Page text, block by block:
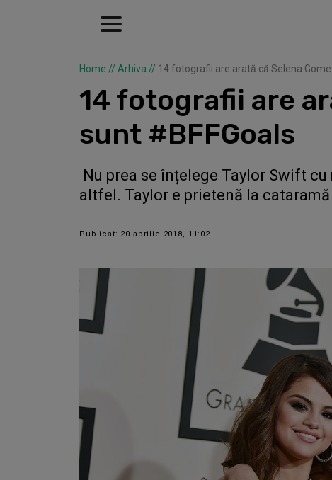
Home // Arhiva // 14 fotografii are arată că Selena
14 fotografii are
sunt #BFFGoals
Nu prea se înțelege Taylor Swift
altfel. Taylor e prietenă la
Publicat: 20 aprilie 2018, 11:02